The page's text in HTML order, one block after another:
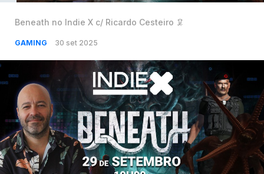
Beneath no Indie X c/ Ricardo Cesteiro 🦑
GAMING 30 set 2025